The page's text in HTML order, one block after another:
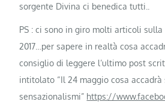
sorgente Divina ci benedica tutti..
PS : ci sono in giro molti articoli
2017…per sapere in realtà cosa
consiglio di leggere l’ultimo post
intitolato “Il 24 maggio cosa accadrà
sensazionalismi” https://